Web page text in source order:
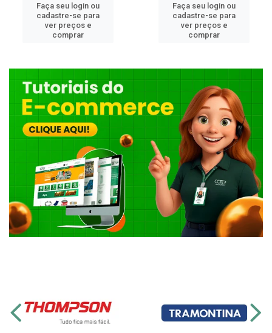
Faça seu login ou
cadastre-se para
ver preços e
comprar
Faça seu login ou
cadastre-se para
ver preços e
comprar